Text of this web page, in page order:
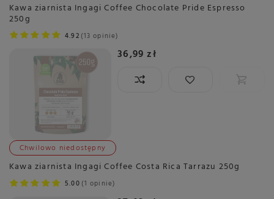
Kawa ziarnista Ingagi Coffee Chocolate Pride Espresso
250g
4.92 13 opinie
36,99 zł
Chwilowo niedostępny
Kawa ziarnista Ingagi Coffee Costa Rica Tarrazu 250g
5.00 1 opinie